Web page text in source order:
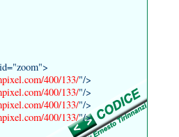
400/133/"/>
400/133/"/>
400/133/"/>
400/133/"/>